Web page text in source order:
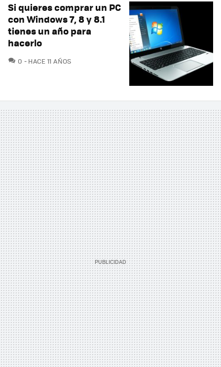
Si quieres comprar un PC
con Windows 7, 8 y 8.1
tienes un año para
hacerlo
0 COMENTARIOS
HACE 11 AÑOS